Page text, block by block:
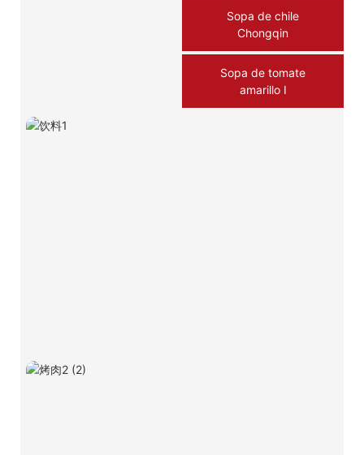
Sopa de chile
Chongqin
Sopa de tomate
amarillo Ⅰ